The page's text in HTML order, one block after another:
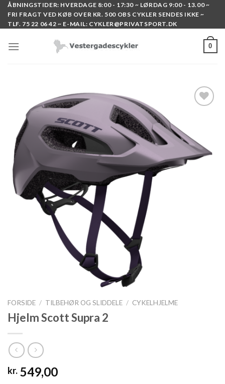
Skip
content
ÅBNINGSTIDER: HVERDAGE 8:00 - 17:30 ~ LØRDAG 9:00 - 13.00 ~
FRI FRAGT VED KØB OVER KR. 500 OBS CYKLER SENDES IKKE ~
TLF. 75 22 06 42 ~ E-MAIL: CYKLER@PRIVATSPORT.DK
0
wishlist
FORSIDE / TILBEHØR OG SLIDDELE / CYKELHJELME
Hjelm Scott Supra 2
kr. 549,00